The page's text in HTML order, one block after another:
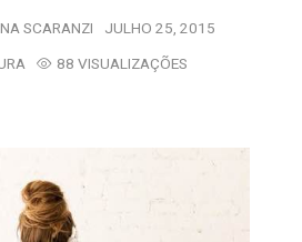
SCARANZI JULHO 25, 2015
88 VISUALIZAÇÕES